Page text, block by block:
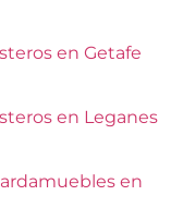
en Getafe
en Leganes
en